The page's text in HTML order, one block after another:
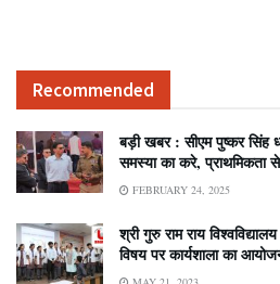
Recommended
बड़ी खबर : सीएम पुष्कर सिंह
समस्या का करे, प्राथमिकता
FEBRUARY 24, 2025
श्री गुरु राम राय
विषय पर कार्यशाला का